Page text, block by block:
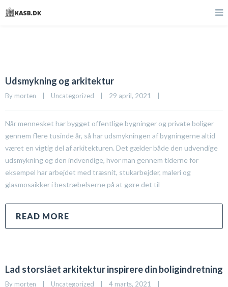
Udsmykning og arkitektur
By morten Uncategorized 29 april, 2021
Når mennesket har bygget offentlige bygninger og private boliger
gennem flere tusinde år, så har udsmykningen af bygningerne altid
været en vigtig del af arkitekturen. Det gælder både den udvendige
udsmykning og den indvendige, hvor man gennem tiderne for
eksempel har arbejdet med træsnit, stukarbejder, maleri og
glasmosaikker i bestræbelserne på at gøre det til
READ MORE
Lad storslået arkitektur inspirere din boligindretning
By morten Uncategorized 4 marts, 2021